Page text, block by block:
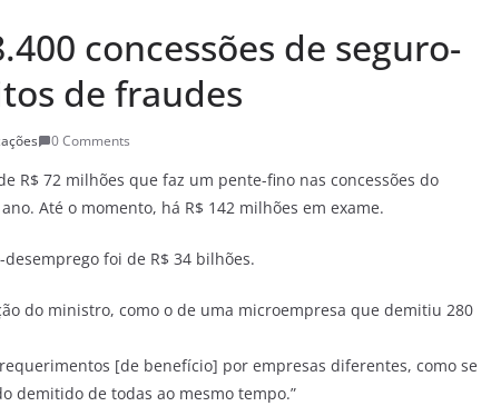
concessões de seguro-
de fraudes
0 Comments
R$ 72 milhões que faz um pente-fino nas concessões do
Até o momento, há R$ 142 milhões em exame.
foi de R$ 34 bilhões.
do ministro, como o de uma microempresa que demitiu 280
[de benefício] por empresas diferentes, como se
demitido de todas ao mesmo tempo.”